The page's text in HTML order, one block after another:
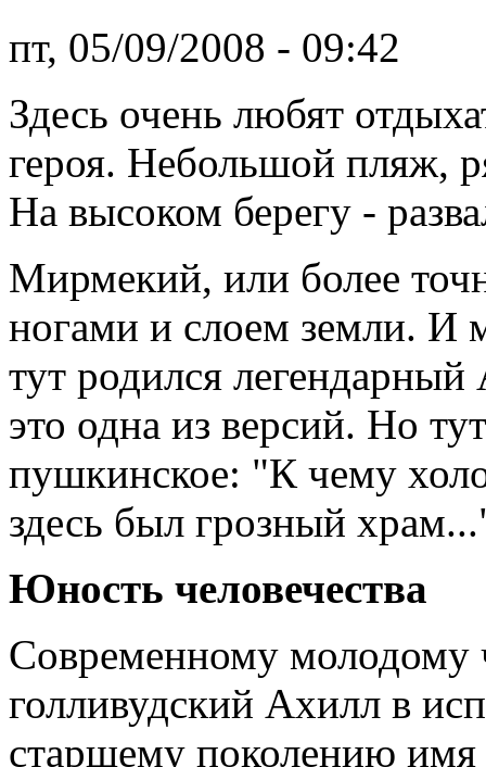
пт, 05/09/2008 - 09:42
Здесь очень любят
героя. Небольшой пляж,
На высоком берегу -
Мирмекий, или более
ногами и слоем земли. И
тут родился
это одна из версий. Но
пушкинское: "К чему
здесь был грозный
Юность человечества
Современному молодому
голливудский Ахилл в
старшему поколению имя